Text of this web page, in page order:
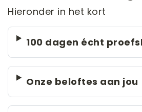
Hieronder in het kort
100 dagen écht
Onze beloftes aan jou